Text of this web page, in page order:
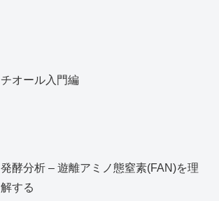
チオール入門編
発酵分析 – 遊離アミノ態窒素(FAN)を理
解する